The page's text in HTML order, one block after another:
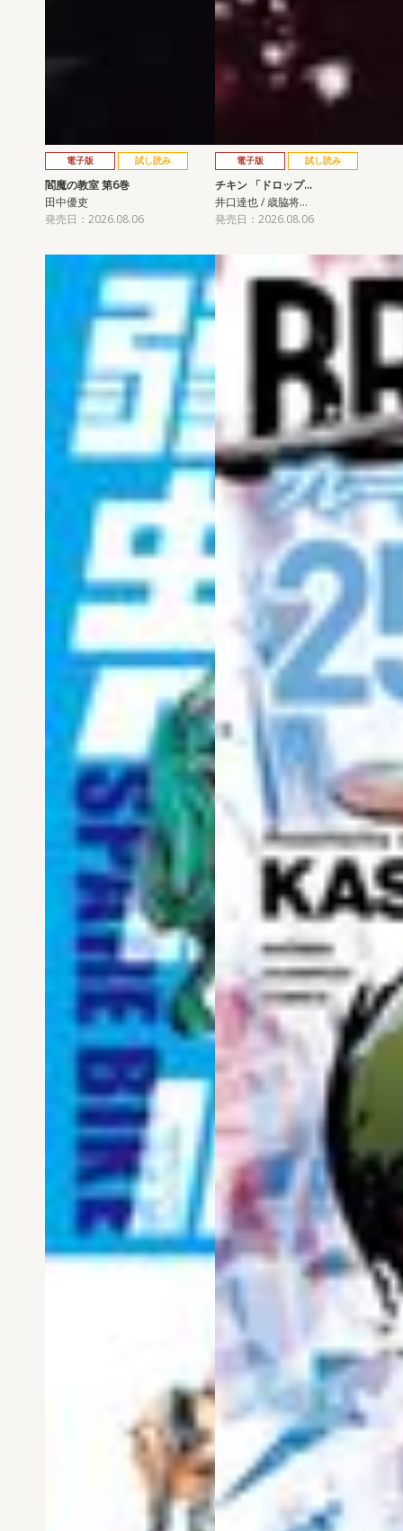
電子版 試し読み
閻魔の教室 第6巻
田中優吏
発売日：2026.08.06
電子版 試し読み
チキン 「ドロップ…
井口達也 / 歳脇将…
発売日：2026.08.06